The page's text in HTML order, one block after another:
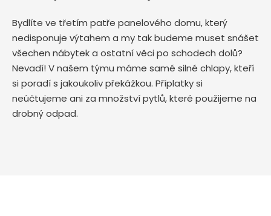
Bydlíte ve třetím patře panelového domu, který
nedisponuje výtahem a my tak budeme muset snášet
všechen nábytek a ostatní věci po schodech dolů?
Nevadí! V našem týmu máme samé silné chlapy, kteří
si poradí s jakoukoliv překážkou. Příplatky si
neúčtujeme ani za množství pytlů, které použijeme na
drobný odpad.